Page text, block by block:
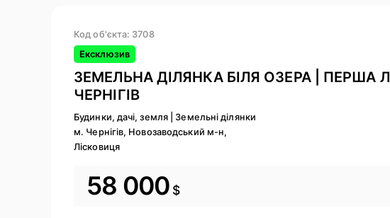
Код об'єкта: 3708
Ексклюзив
ЗЕМЕЛЬНА ДІЛЯНКА БІЛЯ ОЗЕРА | ПЕРША
ЧЕРНІГІВ
Будинки, дачі, земля
Земельні ділянки
м. Чернігів, Новозаводський м-н,
Лісковиця
58 000 $